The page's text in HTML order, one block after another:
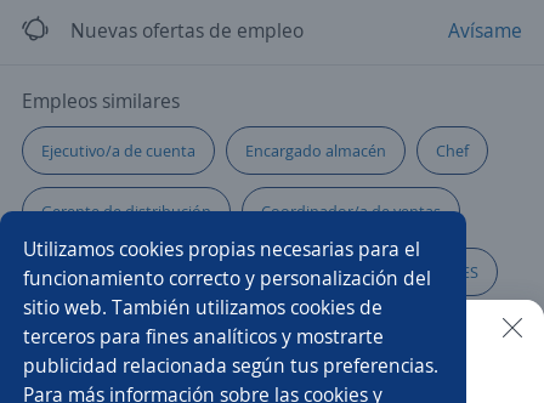
Utilizamos cookies propias necesarias para el
funcionamiento correcto y personalización del
sitio web. También utilizamos cookies de
terceros para fines analíticos y mostrarte
publicidad relacionada según tus preferencias.
Para más información sobre las cookies y
Nuevas ofertas de empleo Avísame
Empleos similares
Ejecutivo/a de cuenta Encargado almacén Chef
Gerente de distribución Coordinador/a de ventas
Agente de ventas EJECUTIVO DE ATENCIÓN A CLIENTES
Gerente de sucursal Asesor/a de ventas
Gerente de tienda Gerente de finanzas
Buscar es más fácil en la app